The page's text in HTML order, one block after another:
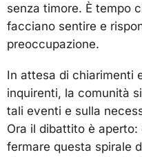
senza timore. È tempo
facciano sentire e
preoccupazione.
In attesa di chiarimenti
inquirenti, la comunità
tali eventi e sulla
Ora il dibattito è
fermare questa spirale